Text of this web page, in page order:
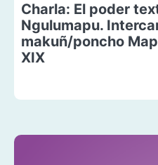
Charla: El poder
Ngulumapu.
makuñ/poncho
XIX